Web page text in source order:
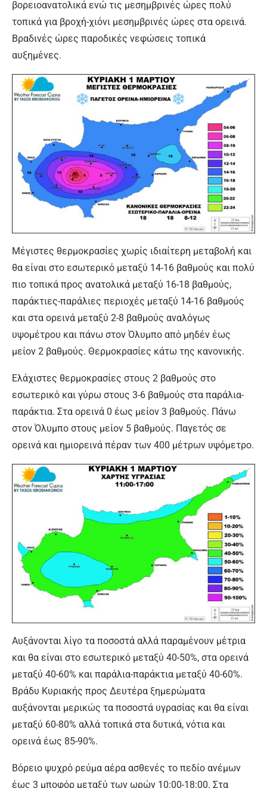
βορειοανατολικά ενώ τις μεσημβρινές ώρες πολύ
τοπικά για βροχή-χιόνι μεσημβρινές ώρες στα ορεινά.
Βραδινές ώρες παροδικές νεφώσεις τοπικά
αυξημένες.
Μέγιστες θερμοκρασίες χωρίς ιδιαίτερη μεταβολή και
θα είναι στο εσωτερικό μεταξύ 14-16 βαθμούς και πολύ
πιο τοπικά προς ανατολικά μεταξύ 16-18 βαθμούς,
παράκτιες-παράλιες περιοχές μεταξύ 14-16 βαθμούς
και στα ορεινά μεταξύ 2-8 βαθμούς αναλόγως
υψομέτρου και πάνω στον Όλυμπο από μηδέν έως
μείον 2 βαθμούς. Θερμοκρασίες κάτω της κανονικής.
Ελάχιστες θερμοκρασίες στους 2 βαθμούς στο
εσωτερικό και γύρω στους 3-6 βαθμούς στα παράλια-
παράκτια. Στα ορεινά 0 έως μείον 3 βαθμούς. Πάνω
στον Όλυμπο στους μείον 5 βαθμούς. Παγετός σε
ορεινά και ημιορεινά πέραν των 400 μέτρων υψόμετρο.
Αυξάνονται λίγο τα ποσοστά αλλά παραμένουν μέτρια
και θα είναι στο εσωτερικό μεταξύ 40-50%, στα ορεινά
μεταξύ 40-60% και παράλια-παράκτια μεταξύ 40-60%.
Βράδυ Κυριακής προς Δευτέρα ξημερώματα
αυξάνονται μερικώς τα ποσοστά υγρασίας και θα είναι
μεταξύ 60-80% αλλά τοπικά στα δυτικά, νότια και
ορεινά έως 85-90%.
Βόρειο ψυχρό ρεύμα αέρα ασθενές το πεδίο ανέμων
έως 3 μποφόρ μεταξύ των ωρών 10:00-18:00. Στα